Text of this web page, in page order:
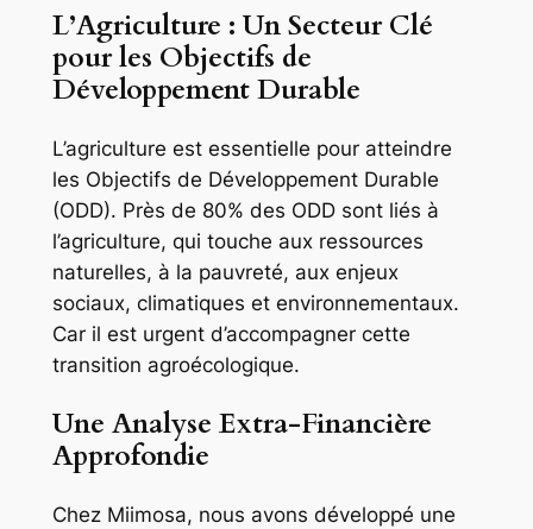
L’Agriculture : Un Secteur Clé
pour les Objectifs de
Développement Durable
L’agriculture est essentielle pour atteindre
les Objectifs de Développement Durable
(ODD). Près de 80% des ODD sont liés à
l’agriculture, qui touche aux ressources
naturelles, à la pauvreté, aux enjeux
sociaux, climatiques et environnementaux.
Car il est urgent d’accompagner cette
transition agroécologique.
Une Analyse Extra-Financière
Approfondie
Chez Miimosa, nous avons développé une